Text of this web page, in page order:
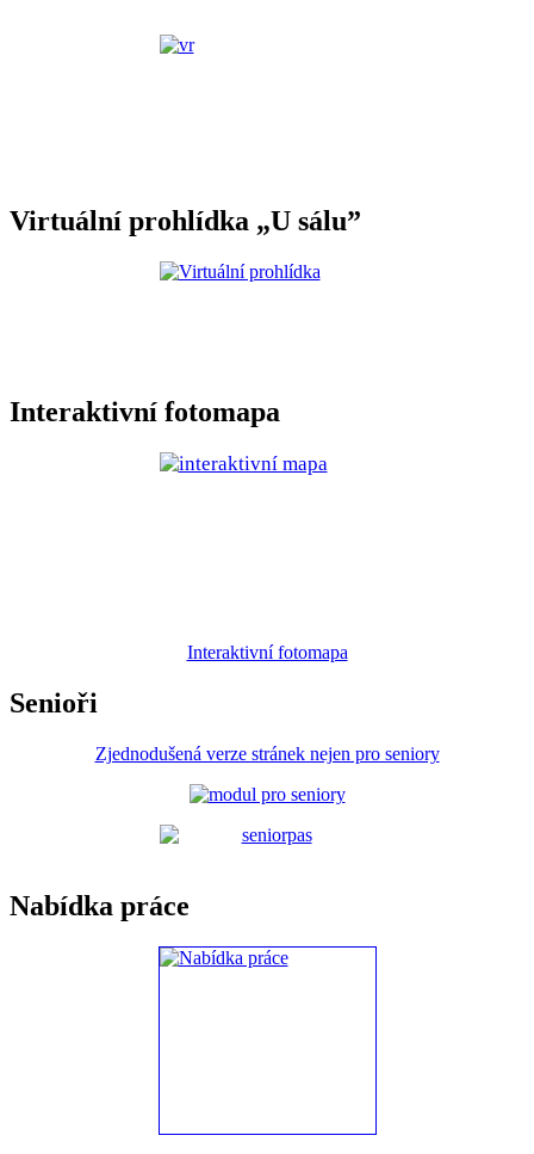
Virtuální prohlídka „U sálu”
Interaktivní fotomapa
Interaktivní fotomapa
Senioři
Zjednodušená verze stránek nejen pro seniory
Nabídka práce